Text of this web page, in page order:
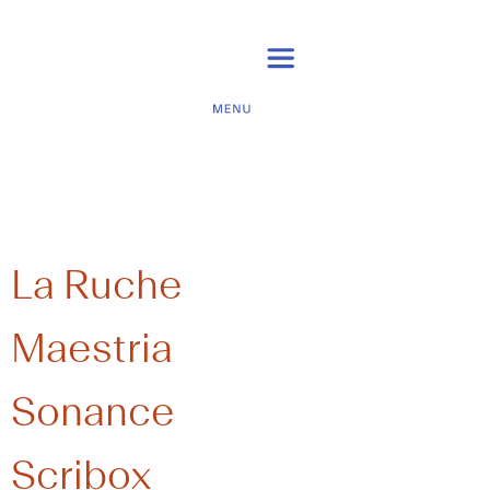
La Ruche
Maestria
Sonance
Scribox